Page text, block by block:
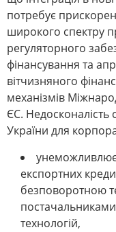
потребує
широкого спектру
регуляторного
фінансування та
вітчизняного
механізмів
ЄС. Недосконалість
України для
експортних
безповоротною
технологій,